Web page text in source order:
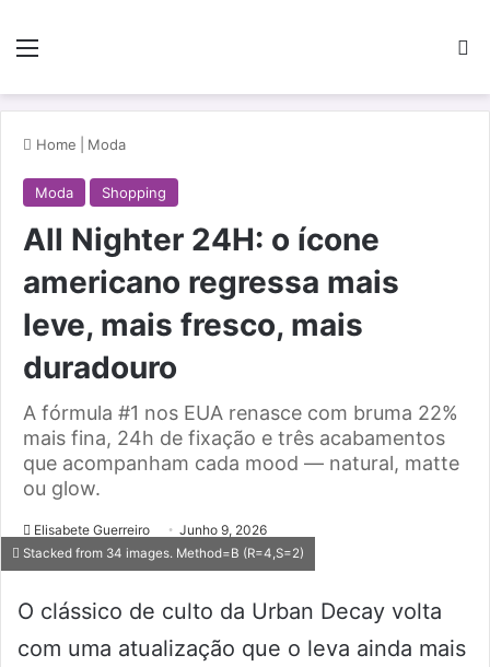
Menu
Home Moda
Moda Shopping
All Nighter 24H: o ícone
americano regressa mais
leve, mais fresco, mais
duradouro
A fórmula #1 nos EUA renasce com bruma 22%
mais fina, 24h de fixação e três acabamentos
que acompanham cada mood — natural, matte
ou glow.
Elisabete Guerreiro Junho 9, 2026
Stacked from 34 images. Method=B (R=4,S=2)
O clássico de culto da Urban Decay volta
com uma atualização que o leva ainda mais